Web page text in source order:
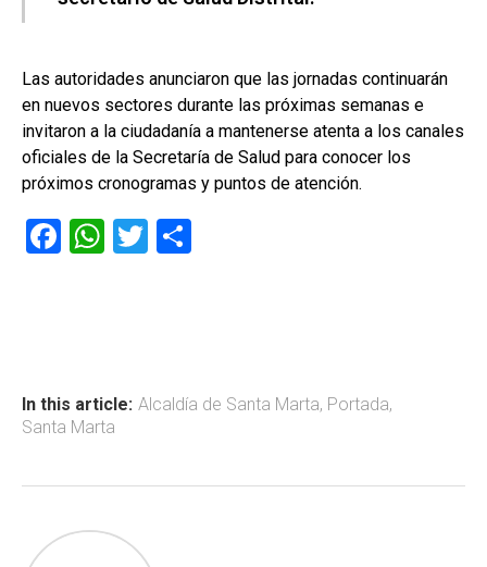
Las autoridades anunciaron que las jornadas continuarán
en nuevos sectores durante las próximas semanas e
invitaron a la ciudadanía a mantenerse atenta a los canales
oficiales de la Secretaría de Salud para conocer los
próximos cronogramas y puntos de atención.
F
ok
W
p
p
T
tir
In this article: Alcaldía de Santa Marta, Portada,
Santa Marta